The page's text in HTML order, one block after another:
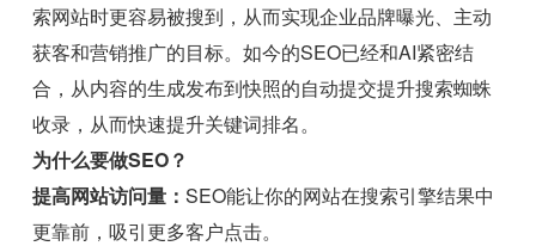
索网站时更容易被搜到，从而实现企业品牌曝光、主动
获客和营销推广的目标。如今的SEO已经和AI紧密结
合，从内容的生成发布到快照的自动提交提升搜索蜘蛛
收录，从而快速提升关键词排名。
为什么要做SEO？
提高网站访问量：SEO能让你的网站在搜索引擎结果中
更靠前，吸引更多客户点击。